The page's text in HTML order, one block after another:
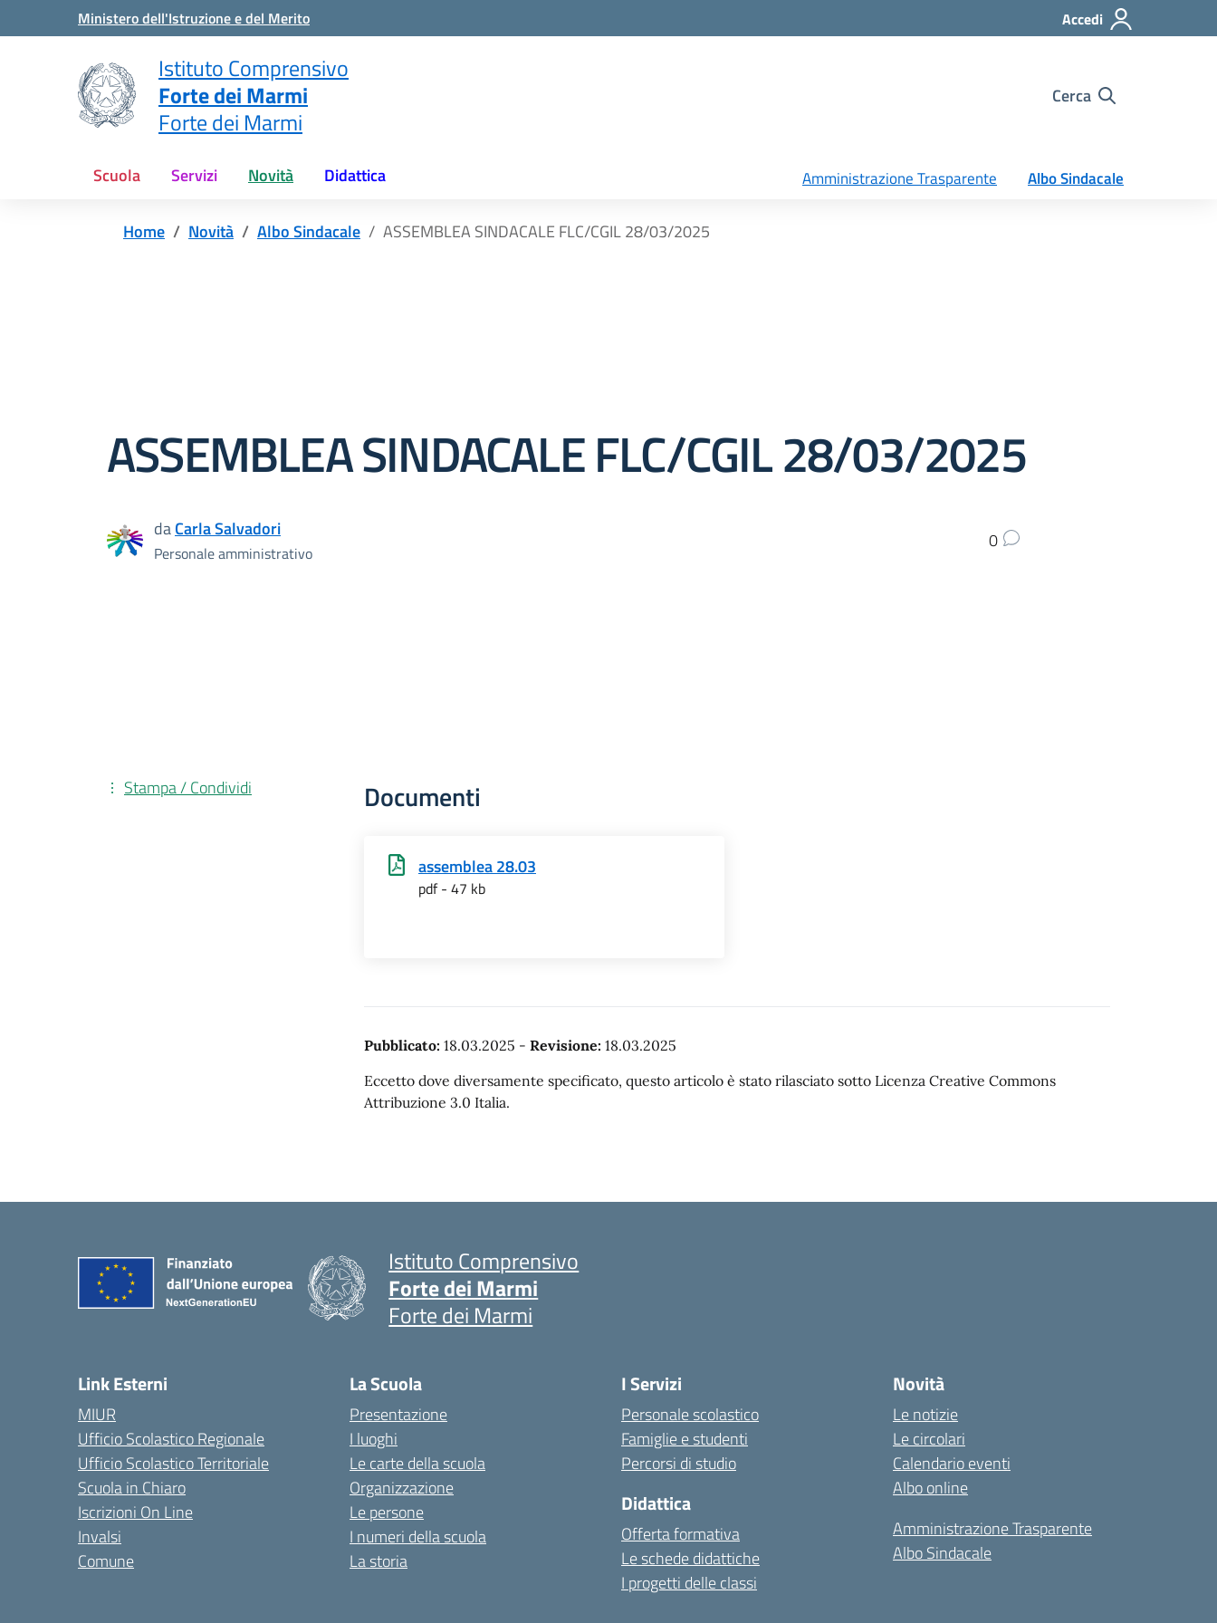
Vai ai contenuti
Vai al menu di navigazione
Ministero dell'Istruzione e del Merito Accedi
Istituto Comprensivo
Forte dei Marmi
Forte dei Marmi
Cerca
Scuola Servizi Novità Didattica Amministrazione Trasparente Albo Sindacale
Home Novità Albo Sindacale ASSEMBLEA SINDACALE FLC/CGIL 28/03/2025
ASSEMBLEA SINDACALE FLC/CGIL 28/03/2025
daCarla Salvadori
Personale amministrativo
0
Documenti
assemblea 28.03
pdf - 47 kb
Pubblicato: 18.03.2025 - Revisione: 18.03.2025
Eccetto dove diversamente specificato, questo articolo è stato rilasciato sotto Licenza Creative Commons
Attribuzione 3.0 Italia.
Stampa / Condividi
Istituto Comprensivo
Forte dei Marmi
Forte dei Marmi
Link Esterni
MIUR
Ufficio Scolastico Regionale
Ufficio Scolastico Territoriale
Scuola in Chiaro
Iscrizioni On Line
Invalsi
Comune
La Scuola
Presentazione
I luoghi
Le carte della scuola
Organizzazione
Le persone
I numeri della scuola
La storia
I Servizi
Personale scolastico
Famiglie e studenti
Percorsi di studio
Didattica
Offerta formativa
Le schede didattiche
I progetti delle classi
Novità
Le notizie
Le circolari
Calendario eventi
Albo online
Amministrazione Trasparente
Albo Sindacale